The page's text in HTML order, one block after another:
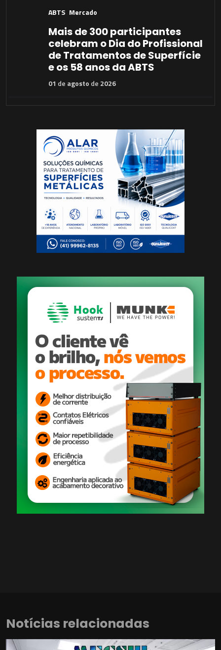
ABTS Mercado
Mais de 300 participantes
celebram o Dia do Profissional
de Tratamentos de Superfície
e os 58 anos da ABTS
01 de agosto de 2026
Notícias relacionadas